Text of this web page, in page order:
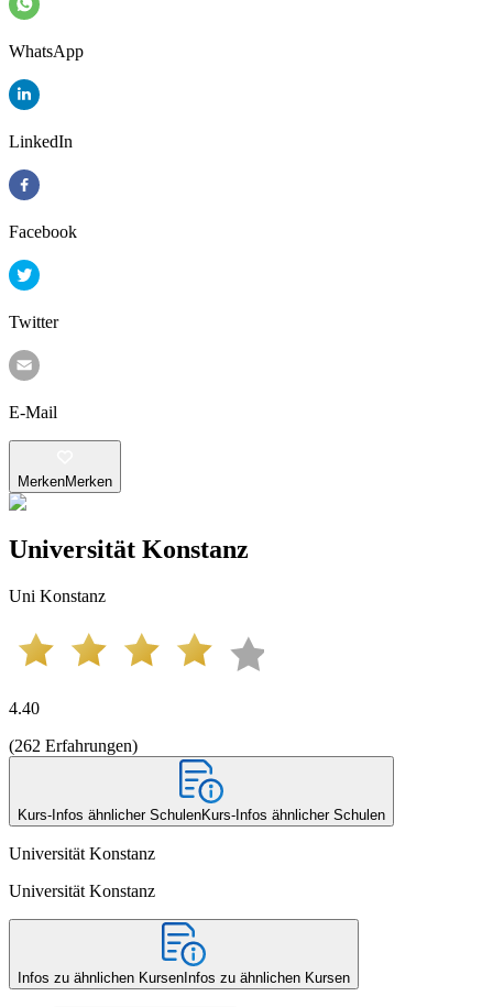
WhatsApp
LinkedIn
Facebook
Twitter
E-Mail
MerkenMerken
Universität Konstanz
Uni Konstanz
4.40
(262 Erfahrungen)
Kurs-Infos ähnlicher SchulenKurs-Infos ähnlicher Schulen
Universität Konstanz
Universität Konstanz
Infos zu ähnlichen Kursen Infos zu ähnlichen Kursen